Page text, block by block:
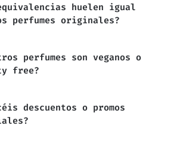
huelen igual
perfumes originales?
perfumes son veganos o
free?
descuentos o promos